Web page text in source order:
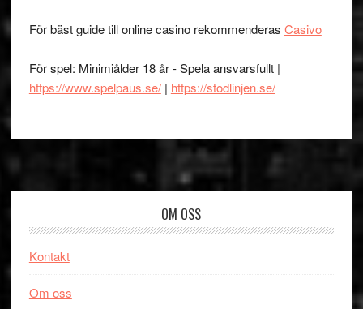
För bäst guide till online casino rekommenderas Casivo
För spel: Minimiålder 18 år - Spela ansvarsfullt |
https://www.spelpaus.se/| https://stodlinjen.se/
OM OSS
Kontakt
Om oss